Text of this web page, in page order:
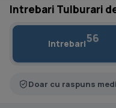
Intrebari Tulburari
Intrebari56
Doar cu raspuns